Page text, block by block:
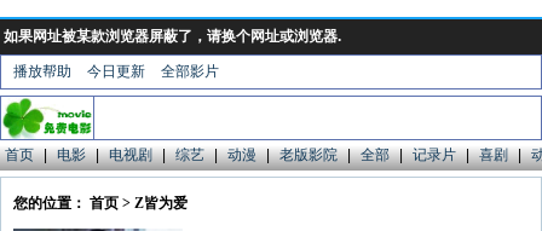
如果网址被某款浏览器屏蔽了，请换个网址或浏览器.
播放帮助 今日更新 全部影片
首页 | 电影 | 电视剧 | 综艺 | 动漫 | 老版影院 | 全部 | 记录片 | 喜剧 |
您的位置： 首页 > Z皆为爱